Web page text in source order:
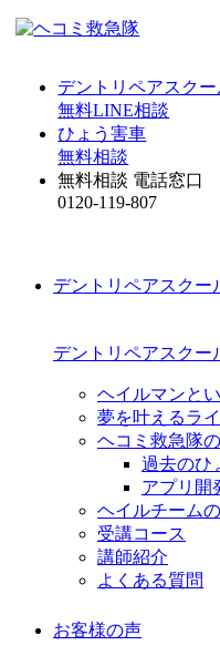
デントリペアスクー
無料LINE相談
ひょう害車
無料相談
無料相談 電話窓口
0120-119-807
デントリペアスクー
デントリペアスクー
ヘイルマンと
夢を叶えるラ
ヘコミ救急隊
過去のひ
アプリ開
ヘイルチーム
受講コース
講師紹介
よくある質問
お客様の声